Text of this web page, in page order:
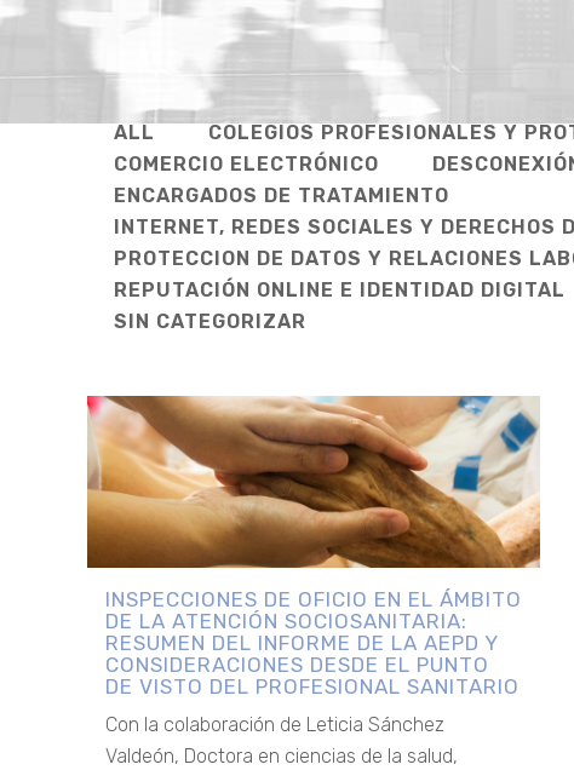
ALL
COLEGIOS PROFESIONALES Y
COMERCIO ELECTRÓNICO
ENCARGADOS DE TRATAMIENTO
INTERNET, REDES SOCIALES Y DERECHOS
PROTECCION DE DATOS Y RELACIONES
REPUTACIÓN ONLINE E IDENTIDAD DIGITAL
SIN CATEGORIZAR
INSPECCIONES DE OFICIO EN EL ÁMBITO
DE LA ATENCIÓN SOCIOSANITARIA:
RESUMEN DEL INFORME DE LA AEPD Y
CONSIDERACIONES DESDE EL PUNTO
DE VISTO DEL PROFESIONAL SANITARIO
Con la colaboración de Leticia Sánchez
Valdeón, Doctora en ciencias de la salud,